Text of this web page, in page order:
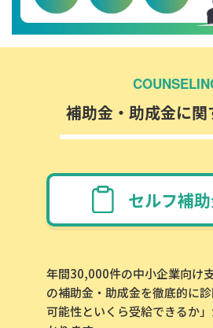
補助金・助成金に関
セルフ補
年間30,000件の中小企業向け
の補助金・助成金を徹底的に
可能性といくら受給できるか